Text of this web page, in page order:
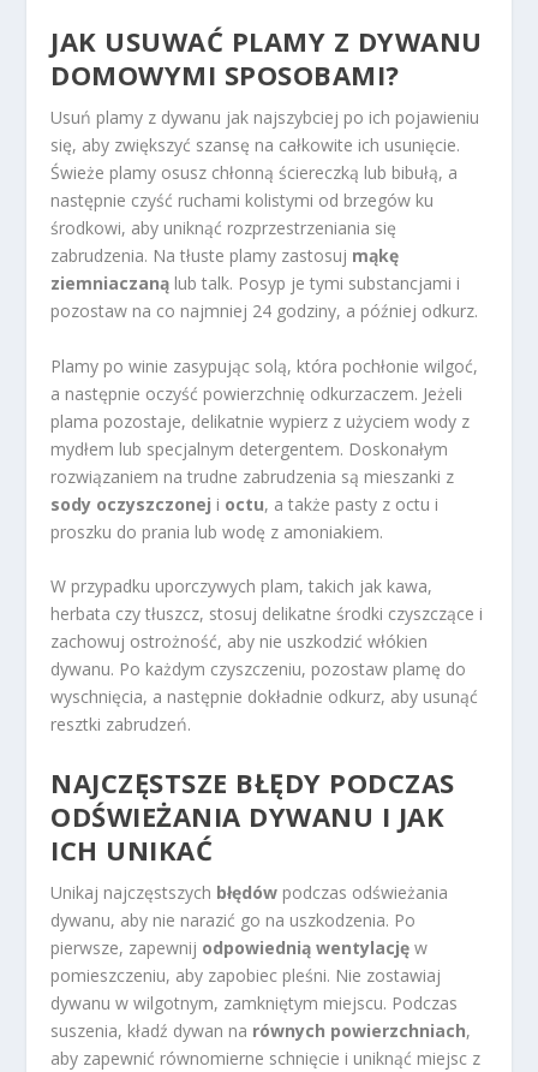
JAK USUWAĆ PLAMY Z DYWANU
DOMOWYMI SPOSOBAMI?
Usuń plamy z dywanu jak najszybciej po ich pojawieniu
się, aby zwiększyć szansę na całkowite ich usunięcie.
Świeże plamy osusz chłonną ściereczką lub bibułą, a
następnie czyść ruchami kolistymi od brzegów ku
środkowi, aby uniknąć rozprzestrzeniania się
zabrudzenia. Na tłuste plamy zastosuj mąkę
ziemniaczaną lub talk. Posyp je tymi substancjami i
pozostaw na co najmniej 24 godziny, a później odkurz.
Plamy po winie zasypując solą, która pochłonie wilgoć,
a następnie oczyść powierzchnię odkurzaczem. Jeżeli
plama pozostaje, delikatnie wypierz z użyciem wody z
mydłem lub specjalnym detergentem. Doskonałym
rozwiązaniem na trudne zabrudzenia są mieszanki z
sody oczyszczonej i octu, a także pasty z octu i
proszku do prania lub wodę z amoniakiem.
W przypadku uporczywych plam, takich jak kawa,
herbata czy tłuszcz, stosuj delikatne środki czyszczące i
zachowuj ostrożność, aby nie uszkodzić włókien
dywanu. Po każdym czyszczeniu, pozostaw plamę do
wyschnięcia, a następnie dokładnie odkurz, aby usunąć
resztki zabrudzeń.
NAJCZĘSTSZE BŁĘDY PODCZAS
ODŚWIEŻANIA DYWANU I JAK
ICH UNIKAĆ
Unikaj najczęstszych błędów podczas odświeżania
dywanu, aby nie narazić go na uszkodzenia. Po
pierwsze, zapewnij odpowiednią wentylację w
pomieszczeniu, aby zapobiec pleśni. Nie zostawiaj
dywanu w wilgotnym, zamkniętym miejscu. Podczas
suszenia, kładź dywan na równych powierzchniach,
aby zapewnić równomierne schnięcie i uniknąć miejsc z